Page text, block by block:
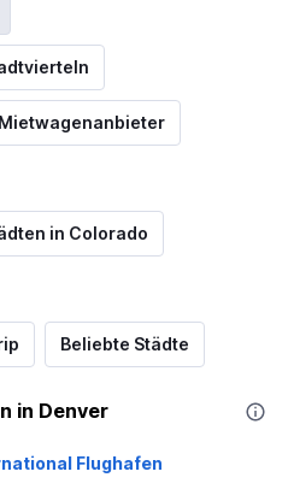
Mietwagenanbieter
in Colorado
Beliebte Städte
in Denver
Flughafen